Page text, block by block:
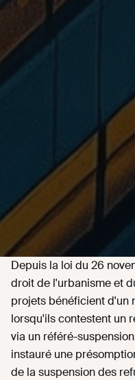
Depuis la loi du 26
droit de l'urbanisme et
projets bénéficient d'un
lorsqu'ils contestent un
via un référé-
instauré une
de la suspension des